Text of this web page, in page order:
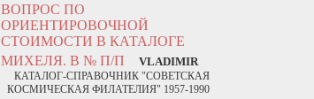
ВОПРОС ПО
ОРИЕНТИРОВОЧНОЙ
СТОИМОСТИ В КАТАЛОГЕ
МИХЕЛЯ. В № П/П
VLADIMIR
КАТАЛОГ-СПРАВОЧНИК "СОВЕТСКАЯ
КОСМИЧЕСКАЯ ФИЛАТЕЛИЯ" 1957-1990